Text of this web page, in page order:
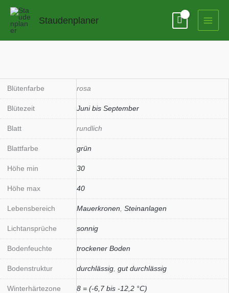
Zum
springen
Staudenplaner
Blütenfarbe rosa
Blütezeit Juni bis September
Blatt rundlich
Blattfarbe grün
Höhe min 30
Höhe max 40
Lebensbereich Mauerkronen Steinanlagen
Lichtansprüche sonnig
Bodenfeuchte trockener Boden
Bodenstruktur durchlässig gut durchlässig
Winterhärtezone 8 = (-6,7 bis -12,2 °C)